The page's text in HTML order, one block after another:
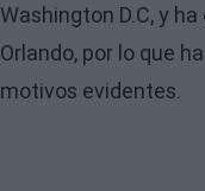
Washington D.C, y
Orlando, por lo que
motivos evidentes.